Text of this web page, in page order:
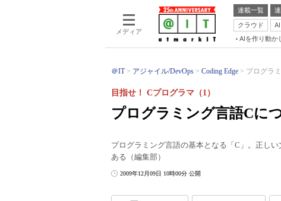
メディア
連載一覧
クラウド
AIを作り動か
＠IT アジャイル/DevOps Coding Edge プログラ
プログラミング言語Cに
目指せ！ Cプログラマ（1）
プログラミング言語の基本となる「C」。正し
ある（編集部）
2009年12月09日 10時00分 公開